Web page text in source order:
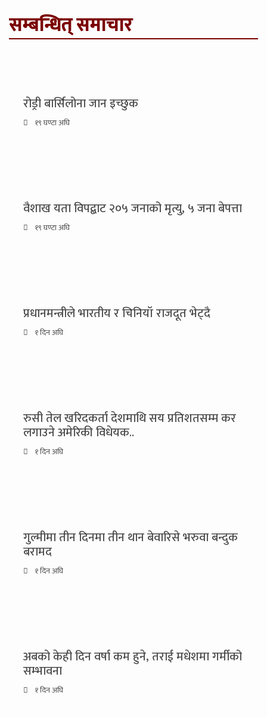
सम्बन्धित् समाचार
रोड्री बार्सिलोना जान इच्छुक
१९ घण्टा अघि
वैशाख यता विपद्बाट २०५ जनाको मृत्यु, ५ जना बेपत्ता
१९ घण्टा अघि
प्रधानमन्त्रीले भारतीय र चिनियाँ राजदूत भेट्दै
१ दिन अघि
रुसी तेल खरिदकर्ता देशमाथि सय प्रतिशतसम्म कर
लगाउने अमेरिकी विधेयक..
१ दिन अघि
गुल्मीमा तीन दिनमा तीन थान बेवारिसे भरुवा बन्दुक
बरामद
१ दिन अघि
अबको केही दिन वर्षा कम हुने, तराई मधेशमा गर्मीको
सम्भावना
१ दिन अघि